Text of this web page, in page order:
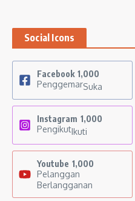
Social Icons
Facebook 1,000
PenggemarSuka
Instagram 1,000
PengikutIkuti
Youtube 1,000
Pelanggan
Berlangganan